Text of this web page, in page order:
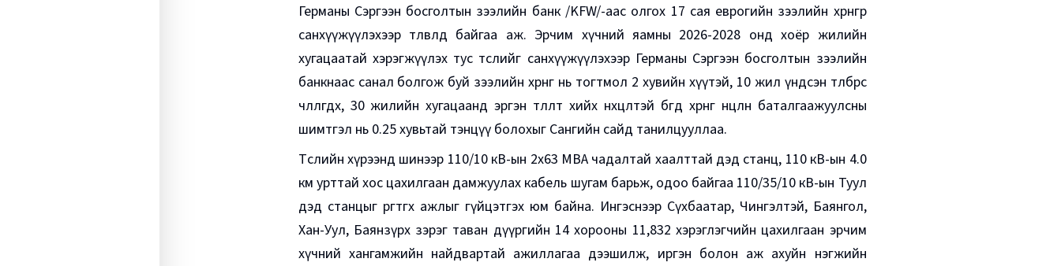
Германы Сэргээн босголтын зээлийн банк /KFW/-aac олгох 17 сая еврогийн зээлийн хөрөнгөөр
санхүүжүүлэхээр төлөвлөөд байгаа аж. Эрчим хүчний яамны 2026-2028 онд хоёр жилийн
хугацаатай хэрэгжүүлэх тус төслийг санхүүжүүлэхээр Германы Сэргээн босголтын зээлийн
банкнаас санал болгож буй зээлийн хөрөнгө нь тогтмол 2 хувийн хүүтэй, 10 жил үндсэн төлбөрөөс
чөлөөлөгдөх, 30 жилийн хугацаанд эргэн төлөлт хийх нөхцөлтэй бөгөөд хөрөнгө нөөцлөн баталгаажуулсны
шимтгэл нь 0.25 хувьтай тэнцүү болохыг Сангийн сайд танилцууллаа.
Төслийн хүрээнд шинээр 110/10 кВ-ын 2x63 МВА чадалтай хаалттай дэд станц, 110 кВ-ын 4.0
км урттай хос цахилгаан дамжуулах кабель шугам барьж, одоо байгаа 110/35/10 кВ-ын Туул
дэд станцыг өргөтгөх ажлыг гүйцэтгэх юм байна. Ингэснээр Сүхбаатар, Чингэлтэй, Баянгол,
Хан-Уул, Баянзүрх зэрэг таван дүүргийн 14 хорооны 11,832 хэрэглэгчийн цахилгаан эрчим
хүчний хангамжийн найдвартай ажиллагаа дээшилж, иргэн болон аж ахуйн нэгжийн